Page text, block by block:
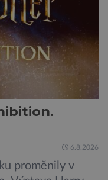
6.8.2026
proměnily v